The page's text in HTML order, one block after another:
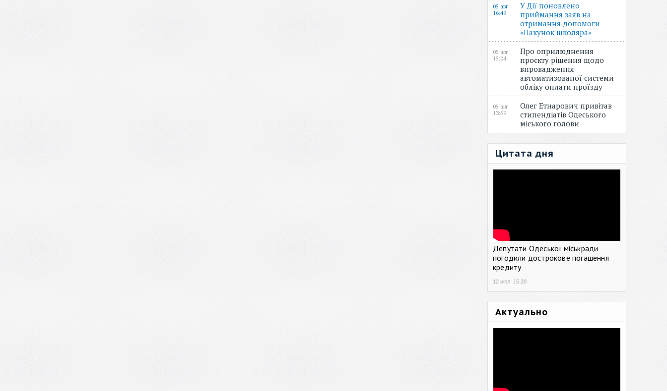
05 авг
16:49
У Дії поновлено
приймання заяв на
отримання допомоги
«Пакунок школяра»
05 авг
15:24
Про оприлюднення
проєкту рішення щодо
впровадження
автоматизованої системи
обліку оплати проїзду
05 авг
13:59
Олег Етнарович привітав
стипендіатів Одеського
міського голови
Цитата дня
Депутати Одеської міськради
погодили дострокове погашення
кредиту
12 июл, 15:20
Актуально